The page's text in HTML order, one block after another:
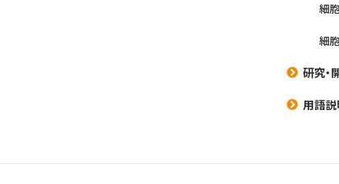
細
細
研究・
用語説